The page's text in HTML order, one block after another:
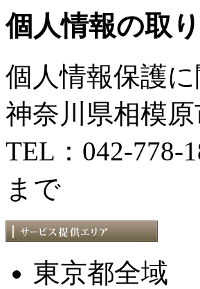
個人情報の取
個人情報保護
神奈川県相模
TEL：042-778-
まで
東京都全域